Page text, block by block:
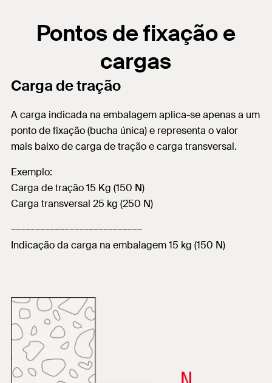
Pontos de fixação e
cargas
Carga de tração
A carga indicada na embalagem aplica-se apenas a um
ponto de fixação (bucha única) e representa o valor
mais baixo de carga de tração e carga transversal.
Exemplo:
Carga de tração 15 Kg (150 N)
Carga transversal 25 kg (250 N)
–––––––––––––––––––––––––––
Indicação da carga na embalagem 15 kg (150 N)